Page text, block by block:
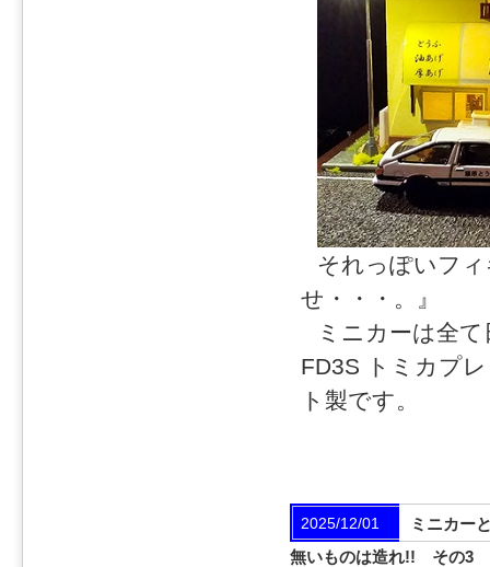
それっぽいフ
せ・・・。』
ミニカーは全
FD3S トミカプ
ト製です。
2025/12/01
ミニカー
無いものは造れ!! その3